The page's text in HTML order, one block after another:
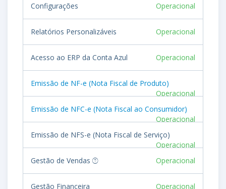
Configurações Operacional
Relatórios Personalizáveis Operacional
Acesso ao ERP da Conta Azul Operacional
Emissão de NF-e (Nota Fiscal de Produto)
Operacional
Emissão de NFC-e (Nota Fiscal ao Consumidor)
Operacional
Emissão de NFS-e (Nota Fiscal de Serviço)
Operacional
Gestão de Vendas
Operacional
Gestão Financeira Operacional